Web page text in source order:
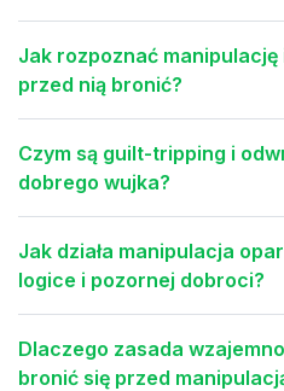
Jak rozpoznać
przed nią bronić?
Czym są guilt-tripping i
dobrego wujka?
Jak działa manipulacja
logice i pozornej dobroci?
Dlaczego zasada
bronić się przed